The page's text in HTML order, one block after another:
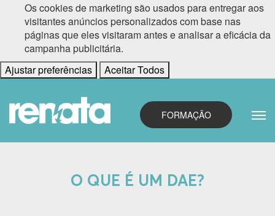
Os cookies de marketing são usados para entregar aos
visitantes anúncios personalizados com base nas
páginas que eles visitaram antes e analisar a eficácia da
campanha publicitária.
Ajustar preferências
Aceitar Todos
FORMAÇÃO
O QUE É UM DAE?